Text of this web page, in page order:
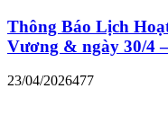
Thông Báo Lịch
Vương & ngày 30/4
23/04/2026477